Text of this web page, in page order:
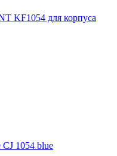
KF1054 для корпуса
CJ 1054 blue